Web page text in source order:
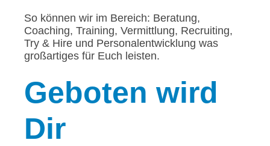
So können wir im Bereich: Beratung,
Coaching, Training, Vermittlung, Recruiting,
Try & Hire und Personalentwicklung was
großartiges für Euch leisten.
Geboten wird
Dir